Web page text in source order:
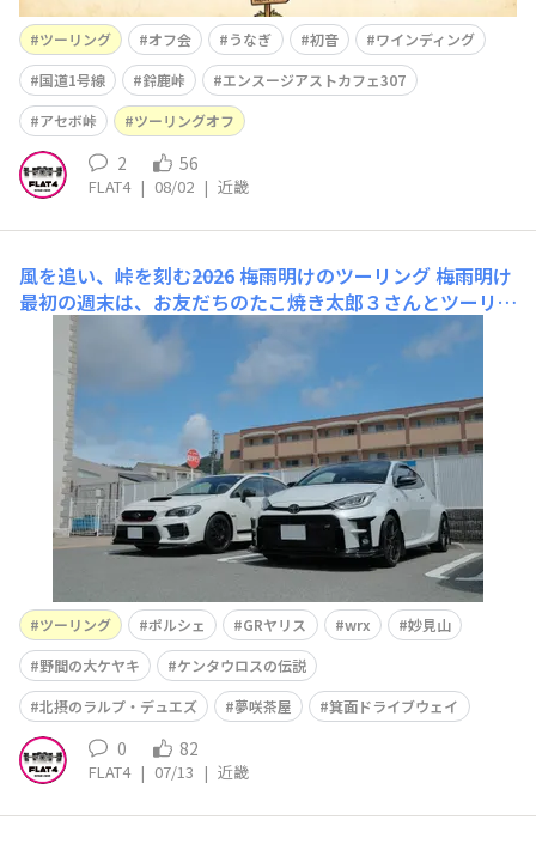
ツーリング オフ会 うなぎ 初音
ワインディング
国道1号線
鈴鹿峠
エンスージアストカフェ307
アセボ峠
ツーリングオフ
2 56
FLAT4 | 08/02 | 近畿
風を追い、峠を刻む――2026 梅雨明けのツーリング梅雨明け
最初の週末は、お友だちのたこ焼き太郎３さんとツーリン
グに行ってきました♪曇りの天気予報でしたが晴れ間も見
えるお天気となりました。この日の走行ルートを考えるた
めに2回も下見に行ったくらい楽しみにしていました。車
はもちろん私はWRX、お友だちはGRヤリスです。2. せ
っかくなので箕面ドライブウェ
ツーリング ポルシェ GRヤリス wrx
妙見山
野間の大ケヤキ
ケンタウロスの伝説
北摂のラルプ・デュエズ
夢咲茶屋 箕面ドライブウェイ
0 82
FLAT4 | 07/13 | 近畿